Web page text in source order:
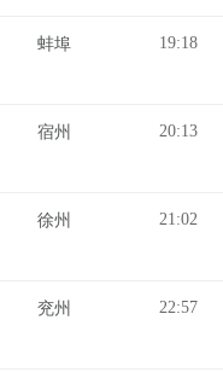
蚌埠 19:18
宿州 20:13
徐州 21:02
兖州 22:57